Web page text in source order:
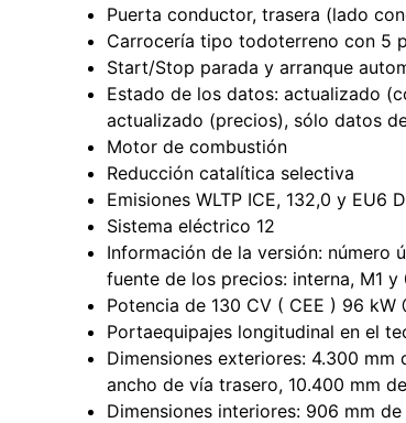
Puerta conductor, trasera (lado
Carrocería tipo todoterreno con 5
Start/Stop parada y arranque
Estado de los datos: actualizado
actualizado (precios), sólo datos
Motor de combustión
Reducción catalítica selectiva
Emisiones WLTP ICE, 132,0 y EU6 D
Sistema eléctrico 12
Información de la versión: número
fuente de los precios: interna, M1 y
Potencia de 130 CV ( CEE ) 96
Portaequipajes longitudinal en el
Dimensiones exteriores: 4.300 mm
ancho de vía trasero, 10.400 mm
Dimensiones interiores: 906 mm